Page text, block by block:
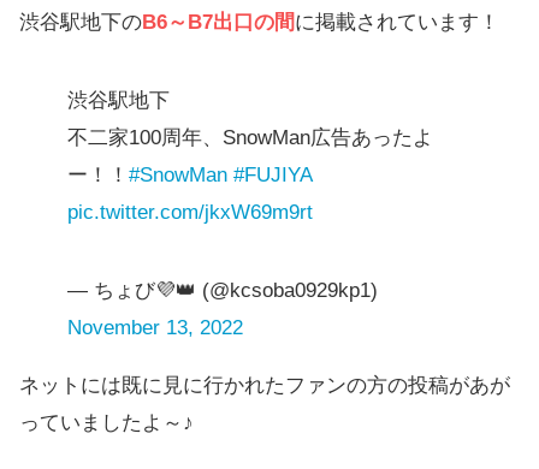
渋谷駅地下のB6～B7出口の間に掲載されています！
渋谷駅地下
不二家100周年、SnowMan広告あったよ
ー！！ #SnowMan #FUJIYA
pic.twitter.com/jkxW69m9rt
— ちょび💜👑 (@kcsoba0929kp1)
November 13, 2022
ネットには既に見に行かれたファンの方の投稿があが
っていましたよ～♪